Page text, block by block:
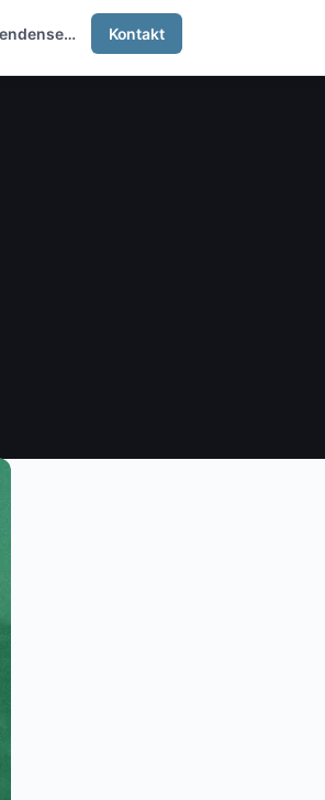
Samfund, Tendenser &… Kontakt